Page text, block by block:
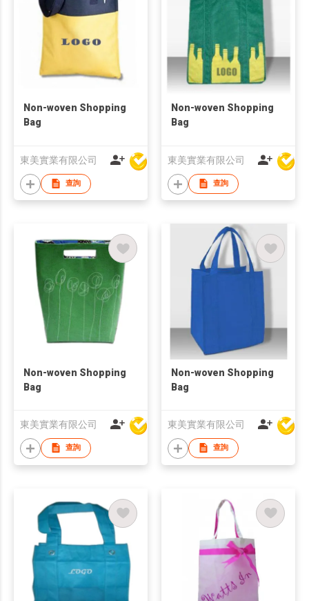
Non-woven Shopping
Bag
東美實業有限公司
查詢
Non-woven Shopping
Bag
東美實業有限公司
查詢
Non-woven Shopping
Bag
東美實業有限公司
查詢
Non-woven Shopping
Bag
東美實業有限公司
查詢